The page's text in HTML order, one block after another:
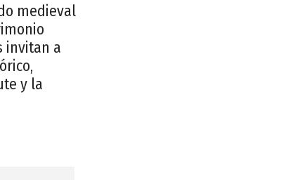
medieval
invitan a
y la